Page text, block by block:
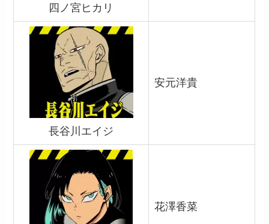
四ノ宮ヒカリ
長谷川エイジ
安元洋貴
花澤香菜